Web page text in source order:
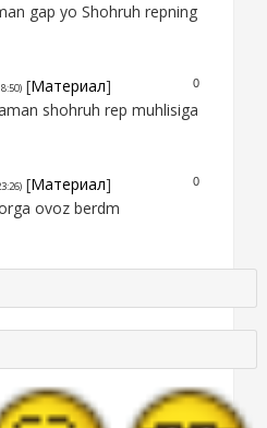
gap yo Shohruh repning
0
[Материал]
shohruh rep muhlisiga
0
[Материал]
ovoz berdm